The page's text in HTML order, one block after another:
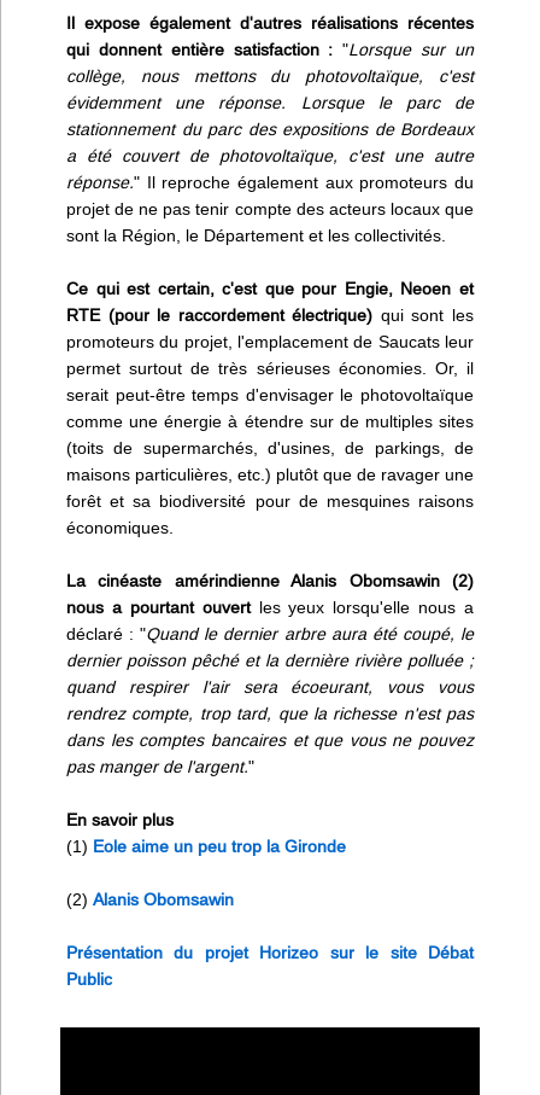
Il expose également d'autres réalisations récentes
qui donnent entière satisfaction : "Lorsque sur un
collège, nous mettons du photovoltaïque, c'est
évidemment une réponse. Lorsque le parc de
stationnement du parc des expositions de Bordeaux
a été couvert de photovoltaïque, c'est une autre
réponse." Il reproche également aux promoteurs du
projet de ne pas tenir compte des acteurs locaux que
sont la Région, le Département et les collectivités.
Ce qui est certain, c'est que pour Engie, Neoen et
RTE (pour le raccordement électrique) qui sont les
promoteurs du projet, l'emplacement de Saucats leur
permet surtout de très sérieuses économies. Or, il
serait peut-être temps d'envisager le photovoltaïque
comme une énergie à étendre sur de multiples sites
(toits de supermarchés, d'usines, de parkings, de
maisons particulières, etc.) plutôt que de ravager une
forêt et sa biodiversité pour de mesquines raisons
économiques.
La cinéaste amérindienne Alanis Obomsawin (2)
nous a pourtant ouvertles yeux lorsqu'elle nous a
déclaré : "Quand le dernier arbre aura été coupé, le
dernier poisson pêché et la dernière rivière polluée ;
quand respirer l'air sera écoeurant, vous vous
rendrez compte, trop tard, que la richesse n'est pas
dans les comptes bancaires et que vous ne pouvez
pas manger de l'argent."
En savoir plus
(1) Eole aime un peu trop la Gironde
(2) Alanis Obomsawin
Présentation du projet Horizeo sur le site Débat
Public